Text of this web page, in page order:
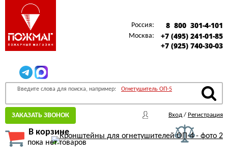
Россия: 8 800 301-4-101
Москва:
+7 (495) 241-01-85
+7 (925) 740-30-03
Введите слова для поиска, например: Огнетушитель ОП-5
ЗАКАЗАТЬ ЗВОНОК Вход / Регистрация
В корзине
пока нет товаров